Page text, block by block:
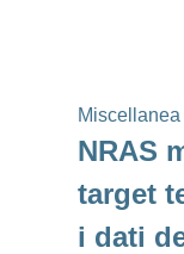
Miscellanea
NRAS
target
i dati